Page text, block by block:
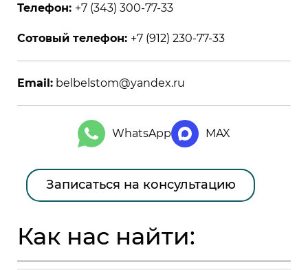
Телефон: +7 (343) 300-77-33
Сотовый телефон: +7 (912) 230-77-33
Email: belbelstom@yandex.ru
WhatsApp MAX
Записаться на консультацию
Как нас найти: